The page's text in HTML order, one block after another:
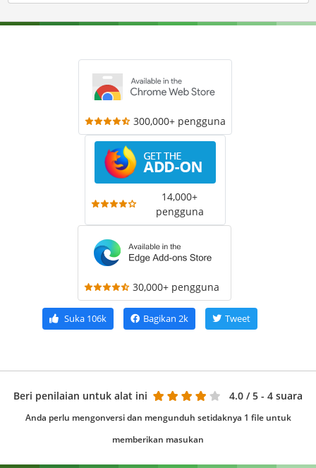
300,000+ pengguna
14,000+
pengguna
30,000+ pengguna
Suka106k Bagikan 2k Tweet
Beri penilaian untuk alat ini 4.0 / 5 - 4 suara
Anda perlu mengonversi dan mengunduh setidaknya 1 file untuk
memberikan masukan